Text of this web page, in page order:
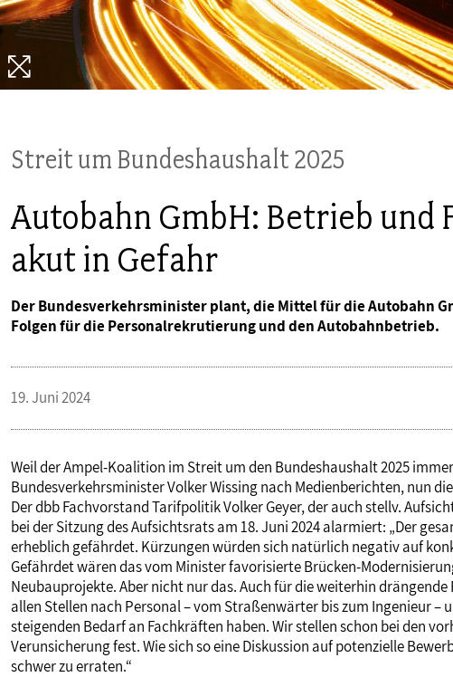
PUBLIKATIONEN
TERMINE & VERANSTALTUNGEN
MITGLIEDSCHAFT & SERVICE
Streit um Bundeshaushalt 2025
Autobahn GmbH: Betrieb und
akut in Gefahr
Der Bundesverkehrsminister plant, die Mittel für die Autobahn
Folgen für die Personalrekrutierung und den Autobahnbetrieb.
19. Juni 2024
Weil der Ampel-Koalition im Streit um den Bundeshaushalt 2025
Bundesverkehrsminister Volker Wissing nach Medienberichten, nun
Der dbb Fachvorstand Tarifpolitik Volker Geyer, der auch stellv.
bei der Sitzung des Aufsichtsrats am 18. Juni 2024 alarmiert: „Der
erheblich gefährdet. Kürzungen würden sich natürlich negativ auf
Gefährdet wären das vom Minister favorisierte Brücken-
Neubauprojekte. Aber nicht nur das. Auch für die weiterhin
allen Stellen nach Personal – vom Straßenwärter bis zum Ingenieur –
steigenden Bedarf an Fachkräften haben. Wir stellen schon bei den
Verunsicherung fest. Wie sich so eine Diskussion auf potenzielle
schwer zu erraten.“